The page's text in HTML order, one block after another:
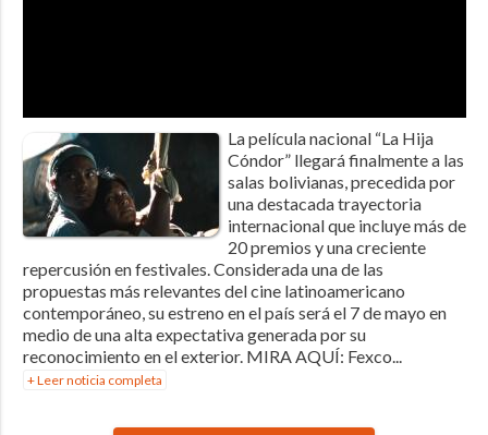
La película nacional “La Hija
Cóndor” llegará finalmente a las
salas bolivianas, precedida por
una destacada trayectoria
internacional que incluye más de
20 premios y una creciente
repercusión en festivales. Considerada una de las
propuestas más relevantes del cine latinoamericano
contemporáneo, su estreno en el país será el 7 de mayo en
medio de una alta expectativa generada por su
reconocimiento en el exterior. MIRA AQUÍ: Fexco...
+ Leer noticia completa